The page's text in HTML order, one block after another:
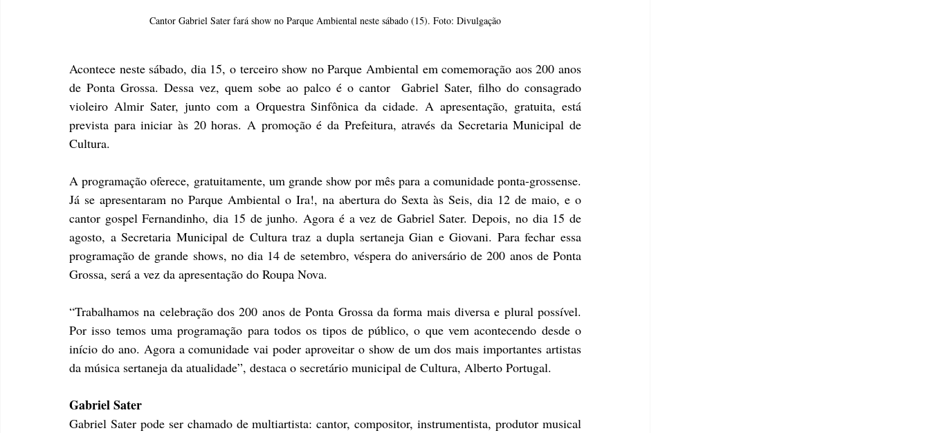
Cantor Gabriel Sater fará show no Parque Ambiental neste sábado (15). Foto: Divulgação
Acontece neste sábado, dia 15, o terceiro show no Parque Ambiental em comemoração aos 200 anos
de Ponta Grossa. Dessa vez, quem sobe ao palco é o cantor  Gabriel Sater, filho do consagrado
violeiro Almir Sater, junto com a Orquestra Sinfônica da cidade. A apresentação, gratuita, está
prevista para iniciar às 20 horas. A promoção é da Prefeitura, através da Secretaria Municipal de
Cultura.
A programação oferece, gratuitamente, um grande show por mês para a comunidade ponta-grossense.
Já se apresentaram no Parque Ambiental o Ira!, na abertura do Sexta às Seis, dia 12 de maio, e o
cantor gospel Fernandinho, dia 15 de junho. Agora é a vez de Gabriel Sater. Depois, no dia 15 de
agosto, a Secretaria Municipal de Cultura traz a dupla sertaneja Gian e Giovani. Para fechar essa
programação de grande shows, no dia 14 de setembro, véspera do aniversário de 200 anos de Ponta
Grossa, será a vez da apresentação do Roupa Nova.
“Trabalhamos na celebração dos 200 anos de Ponta Grossa da forma mais diversa e plural possível.
Por isso temos uma programação para todos os tipos de público, o que vem acontecendo desde o
início do ano. Agora a comunidade vai poder aproveitar o show de um dos mais importantes artistas
da música sertaneja da atualidade”, destaca o secretário municipal de Cultura, Alberto Portugal.
Gabriel Sater
Gabriel Sater pode ser chamado de multiartista: cantor, compositor, instrumentista, produtor musical